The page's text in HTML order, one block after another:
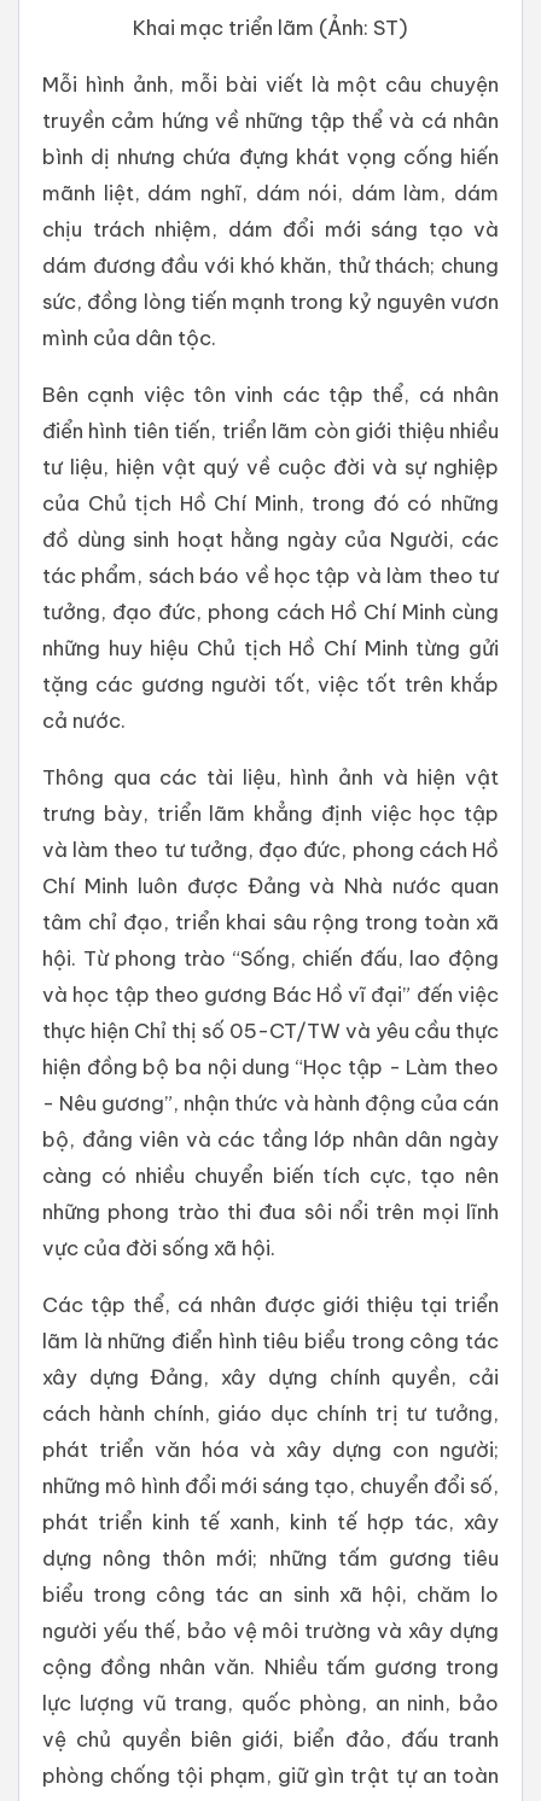
Khai mạc triển lãm (Ảnh: ST)
Mỗi hình ảnh, mỗi bài viết là một câu chuyện
truyền cảm hứng về những tập thể và cá nhân
bình dị nhưng chứa đựng khát vọng cống hiến
mãnh liệt, dám nghĩ, dám nói, dám làm, dám
chịu trách nhiệm, dám đổi mới sáng tạo và
dám đương đầu với khó khăn, thử thách; chung
sức, đồng lòng tiến mạnh trong kỷ nguyên vươn
mình của dân tộc.
Bên cạnh việc tôn vinh các tập thể, cá nhân
điển hình tiên tiến, triển lãm còn giới thiệu nhiều
tư liệu, hiện vật quý về cuộc đời và sự nghiệp
của Chủ tịch Hồ Chí Minh, trong đó có những
đồ dùng sinh hoạt hằng ngày của Người, các
tác phẩm, sách báo về học tập và làm theo tư
tưởng, đạo đức, phong cách Hồ Chí Minh cùng
những huy hiệu Chủ tịch Hồ Chí Minh từng gửi
tặng các gương người tốt, việc tốt trên khắp
cả nước.
Thông qua các tài liệu, hình ảnh và hiện vật
trưng bày, triển lãm khẳng định việc học tập
và làm theo tư tưởng, đạo đức, phong cách Hồ
Chí Minh luôn được Đảng và Nhà nước quan
tâm chỉ đạo, triển khai sâu rộng trong toàn xã
hội. Từ phong trào “Sống, chiến đấu, lao động
và học tập theo gương Bác Hồ vĩ đại” đến việc
thực hiện Chỉ thị số 05-CT/TW và yêu cầu thực
hiện đồng bộ ba nội dung “Học tập - Làm theo
- Nêu gương”, nhận thức và hành động của cán
bộ, đảng viên và các tầng lớp nhân dân ngày
càng có nhiều chuyển biến tích cực, tạo nên
những phong trào thi đua sôi nổi trên mọi lĩnh
vực của đời sống xã hội.
Các tập thể, cá nhân được giới thiệu tại triển
lãm là những điển hình tiêu biểu trong công tác
xây dựng Đảng, xây dựng chính quyền, cải
cách hành chính, giáo dục chính trị tư tưởng,
phát triển văn hóa và xây dựng con người;
những mô hình đổi mới sáng tạo, chuyển đổi số,
phát triển kinh tế xanh, kinh tế hợp tác, xây
dựng nông thôn mới; những tấm gương tiêu
biểu trong công tác an sinh xã hội, chăm lo
người yếu thế, bảo vệ môi trường và xây dựng
cộng đồng nhân văn. Nhiều tấm gương trong
lực lượng vũ trang, quốc phòng, an ninh, bảo
vệ chủ quyền biên giới, biển đảo, đấu tranh
phòng chống tội phạm, giữ gìn trật tự an toàn